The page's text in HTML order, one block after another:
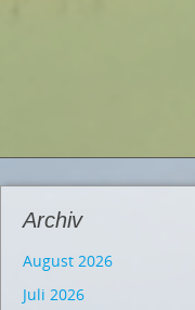
Archiv
August 2026
Juli 2026